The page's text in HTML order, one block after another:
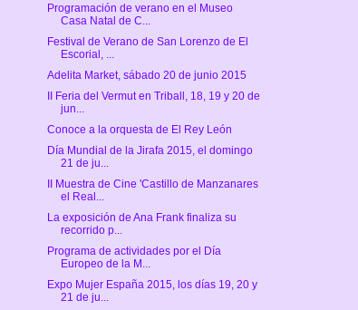
Programación de verano en el Museo
Casa Natal de C...
Festival de Verano de San Lorenzo de El
Escorial, ...
Adelita Market, sábado 20 de junio 2015
II Feria del Vermut en Triball, 18, 19 y 20 de
jun...
Conoce a la orquesta de El Rey León
Día Mundial de la Jirafa 2015, el domingo
21 de ju...
II Muestra de Cine 'Castillo de Manzanares
el Real...
La exposición de Ana Frank finaliza su
recorrido p...
Programa de actividades por el Día
Europeo de la M...
Expo Mujer España 2015, los días 19, 20 y
21 de ju...